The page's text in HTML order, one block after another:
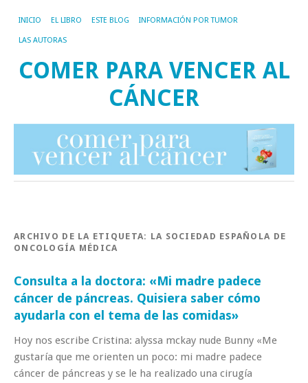
INICIO EL LIBRO ESTE BLOG INFORMACIÓN POR TUMOR
LAS AUTORAS
COMER PARA VENCER AL
CÁNCER
ARCHIVO DE LA ETIQUETA: LA SOCIEDAD ESPAÑOLA DE
ONCOLOGÍA MÉDICA
Consulta a la doctora: «Mi madre padece
cáncer de páncreas. Quisiera saber cómo
ayudarla con el tema de las comidas»
Hoy nos escribe Cristina: alyssa mckay nude Bunny «Me
gustaría que me orienten un poco: mi madre padece
cáncer de páncreas y se le ha realizado una cirugía